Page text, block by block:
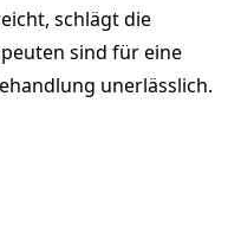
schlägt die
sind für eine
unerlässlich.